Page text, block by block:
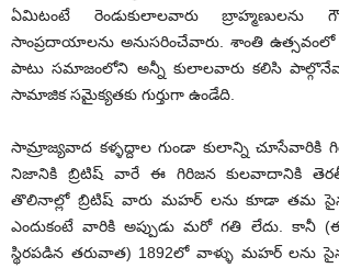
ఏమిటంటే రెండుకులాలవారు బ్రాహ్మణులను
సాంప్రదాయాలను అనుసరించేవారు. శాంతి
పాటు సమాజంలోని అన్నీ కులాలవారు కలిసి
సామాజిక సమైక్యతకు గుర్తుగా ఉండేది.
సామ్రాజ్యవాద కళ్ళద్దాల గుండా కులాన్ని చూసేవారికి
నిజానికి బ్రిటిష్ వారే ఈ గిరిజన కులవాదానికి
తొలినాల్లో బ్రిటిష్ వారు మహర్ లను కూడా తమ
ఎందుకంటే వారికి అప్పుడు మరో గతి లేదు.
స్థిరపడిన తరువాత) 1892లో వాళ్ళు మహర్ లను